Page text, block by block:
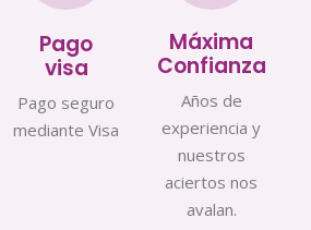
Pago
visa
Pago seguro
mediante Visa
Máxima
Confianza
Años de
experiencia y
nuestros
aciertos nos
avalan.